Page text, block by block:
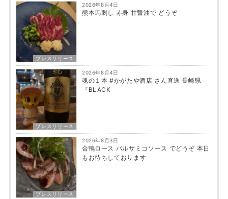
プレスリリース
2026年8月4日
熊本馬刺し 赤身 甘醤油で どうぞ
プレスリリース
2026年8月4日
魂の１本 #かがたや酒店 さん直送 長崎県
『BLACK
プレスリリース
2026年8月3日
合鴨ロース バルサミコソース でどうぞ 本日
もお待ちしております